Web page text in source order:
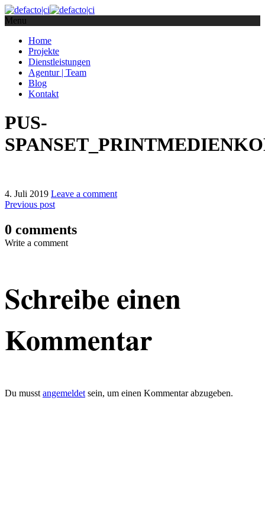
Menu
Home
Projekte
Dienstleistungen
Agentur | Team
Blog
Kontakt
PUS-
4. Juli 2019 Leave a comment
Previous post
0 comments
Write a comment
Schreibe einen
Kommentar
Du musst angemeldet sein, um einen Kommentar abzugeben.